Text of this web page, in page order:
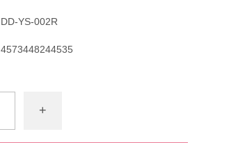
DD-YS-002R
4573448244535
+